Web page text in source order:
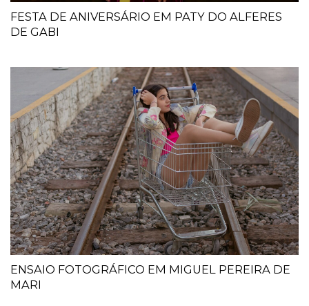
FESTA DE ANIVERSÁRIO EM PATY DO ALFERES
DE GABI
ENSAIO FOTOGRÁFICO EM MIGUEL PEREIRA DE
MARI